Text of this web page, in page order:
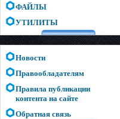
ФАЙЛЫ
УТИЛИТЫ
Новости
Правообладателям
Правила публикации
контента на сайте
Обратная связь